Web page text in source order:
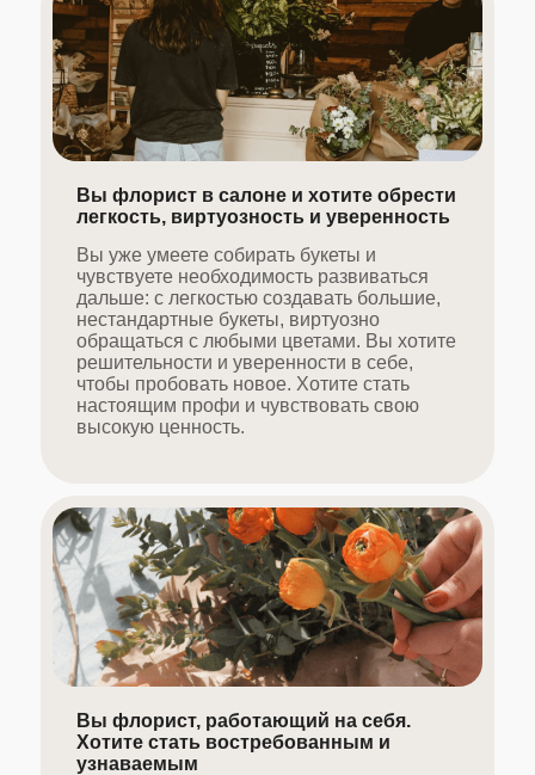
Вы флорист в салоне и хотите обрести
легкость, виртуозность и уверенность
Вы уже умеете собирать букеты и
чувствуете необходимость развиваться
дальше: с легкостью создавать большие,
нестандартные букеты, виртуозно
обращаться с любыми цветами. Вы хотите
решительности и уверенности в себе,
чтобы пробовать новое. Хотите стать
настоящим профи и чувствовать свою
высокую ценность.
Вы флорист, работающий на себя.
Хотите стать востребованным и
узнаваемым